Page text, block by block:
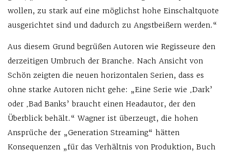
wollen, zu stark auf eine möglichst hohe Einschaltquote
ausgerichtet sind und dadurch zu Angstbeißern werden.“
Aus diesem Grund begrüßen Autoren wie Regisseure den
derzeitigen Umbruch der Branche. Nach Ansicht von
Schön zeigten die neuen horizontalen Serien, dass es
ohne starke Autoren nicht gehe: „Eine Serie wie ‚Dark’
oder ‚Bad Banks’ braucht einen Headautor, der den
Überblick behält.“ Wagner ist überzeugt, die hohen
Ansprüche der „Generation Streaming“ hätten
Konsequenzen „für das Verhältnis von Produktion, Buch